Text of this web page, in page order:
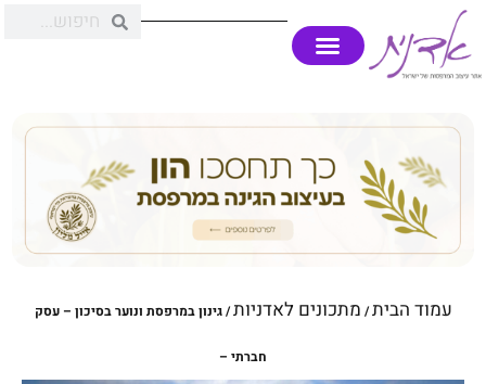
עמוד הבית/ מתכונים לאדניות/ גינון במרפסת ונוער בסיכון – עסק
חברתי –